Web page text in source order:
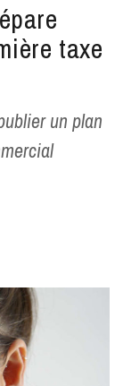
taxe
un plan